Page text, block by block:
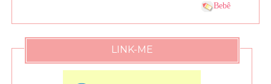
Bebê
LINK-ME